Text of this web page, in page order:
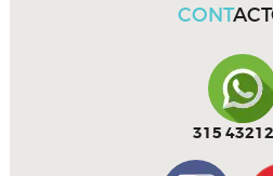
CONT
315